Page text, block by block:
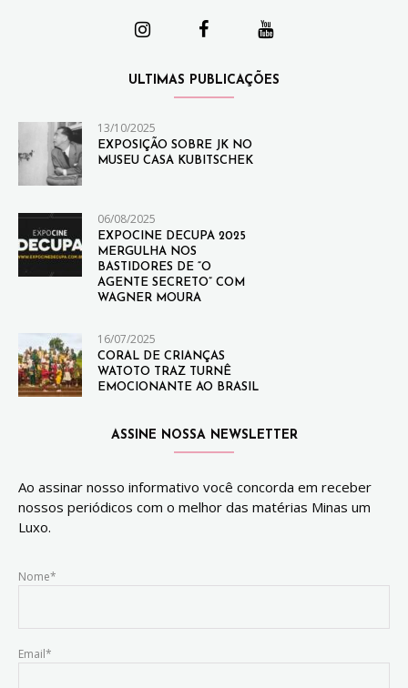
ULTIMAS PUBLICAÇÕES
13/10/2025
EXPOSIÇÃO SOBRE JK NO
MUSEU CASA KUBITSCHEK
06/08/2025
EXPOCINE DECUPA 2025
MERGULHA NOS
BASTIDORES DE “O
AGENTE SECRETO” COM
WAGNER MOURA
16/07/2025
CORAL DE CRIANÇAS
WATOTO TRAZ TURNÊ
EMOCIONANTE AO BRASIL
ASSINE NOSSA NEWSLETTER
Ao assinar nosso informativo você concorda em receber
nossos periódicos com o melhor das matérias Minas um
Luxo.
Nome*
Email*